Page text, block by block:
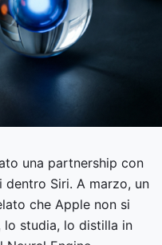
una partnership con
Siri. A marzo, un
che Apple non si
lo studia, lo distilla in